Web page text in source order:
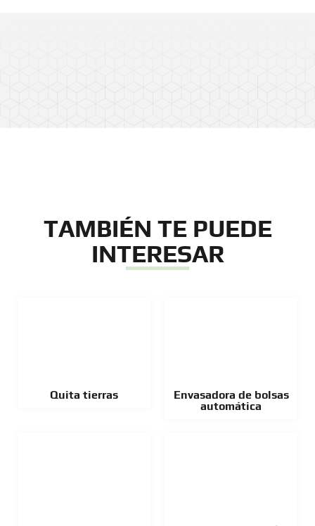
TAMBIÉN TE PUEDE
INTERESAR
Quita tierras
Envasadora de bolsas
automática